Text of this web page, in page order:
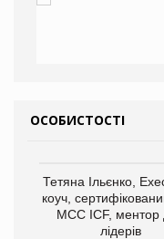
ОСОБИСТОСТІ
Тетяна Ільєнко,
коуч,
МСС ICF, ментор
лідерів